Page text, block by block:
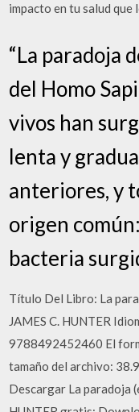
impacto en tu salud que
“La paradoja
del Homo
vivos han
lenta y
anteriores, y
origen
bacteria
Título Del Libro: La
JAMES C. HUNTER
9788492452460 El
tamaño del archivo:
Descargar La paradoja